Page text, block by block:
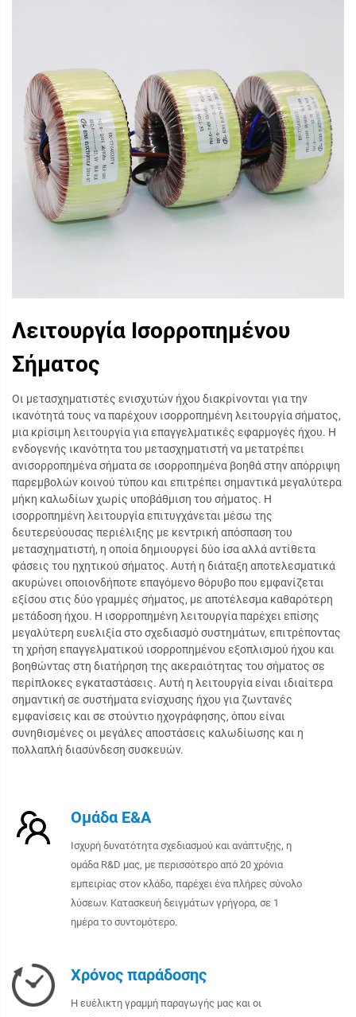
Λειτουργία Ισορροπημένου
Σήματος
Οι μετασχηματιστές ενισχυτών ήχου διακρίνονται για την
ικανότητά τους να παρέχουν ισορροπημένη λειτουργία σήματος,
μια κρίσιμη λειτουργία για επαγγελματικές εφαρμογές ήχου. Η
ενδογενής ικανότητα του μετασχηματιστή να μετατρέπει
ανισορροπημένα σήματα σε ισορροπημένα βοηθά στην απόρριψη
παρεμβολών κοινού τύπου και επιτρέπει σημαντικά μεγαλύτερα
μήκη καλωδίων χωρίς υποβάθμιση του σήματος. Η
ισορροπημένη λειτουργία επιτυγχάνεται μέσω της
δευτερεύουσας περιέλιξης με κεντρική απόσπαση του
μετασχηματιστή, η οποία δημιουργεί δύο ίσα αλλά αντίθετα
φάσεις του ηχητικού σήματος. Αυτή η διάταξη αποτελεσματικά
ακυρώνει οποιονδήποτε επαγόμενο θόρυβο που εμφανίζεται
εξίσου στις δύο γραμμές σήματος, με αποτέλεσμα καθαρότερη
μετάδοση ήχου. Η ισορροπημένη λειτουργία παρέχει επίσης
μεγαλύτερη ευελιξία στο σχεδιασμό συστημάτων, επιτρέποντας
τη χρήση επαγγελματικού ισορροπημένου εξοπλισμού ήχου και
βοηθώντας στη διατήρηση της ακεραιότητας του σήματος σε
περίπλοκες εγκαταστάσεις. Αυτή η λειτουργία είναι ιδιαίτερα
σημαντική σε συστήματα ενίσχυσης ήχου για ζωντανές
εμφανίσεις και σε στούντιο ηχογράφησης, όπου είναι
συνηθισμένες οι μεγάλες αποστάσεις καλωδίωσης και η
πολλαπλή διασύνδεση συσκευών.
Ομάδα Ε&Α
Ισχυρή δυνατότητα σχεδιασμού και ανάπτυξης, η
ομάδα R&D μας, με περισσότερο από 20 χρόνια
εμπειρίας στον κλάδο, παρέχει ένα πλήρες σύνολο
λύσεων. Κατασκευή δειγμάτων γρήγορα, σε 1
ημέρα το συντομότερο.
Χρόνος παράδοσης
Η ευέλικτη γραμμή παραγωγής μας και οι